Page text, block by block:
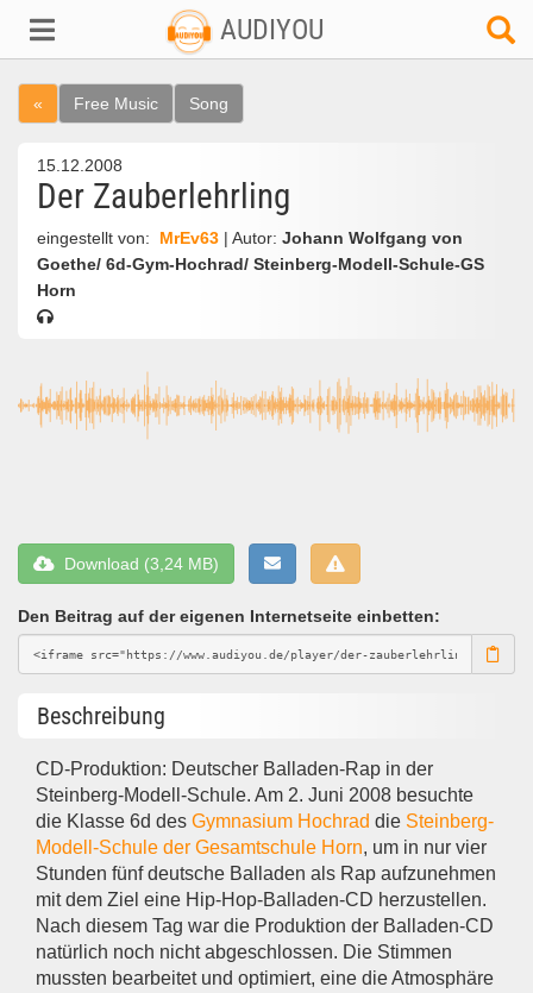
AUDIYOU
« Free Music Song
15.12.2008
Der Zauberlehrling
eingestellt von: MrEv63 | Autor: Johann Wolfgang von
Goethe/ 6d-Gym-Hochrad/ Steinberg-Modell-Schule-GS
Horn
Download (3,24 MB)
Den Beitrag auf der eigenen Internetseite einbetten:
Beschreibung
CD-Produktion: Deutscher Balladen-Rap in der
Steinberg-Modell-Schule. Am 2. Juni 2008 besuchte
die Klasse 6d desGymnasium Hochrad die Steinberg-
Modell-Schule der Gesamtschule Horn, um in nur vier
Stunden fünf deutsche Balladen als Rap aufzunehmen
mit dem Ziel eine Hip-Hop-Balladen-CD herzustellen.
Nach diesem Tag war die Produktion der Balladen-CD
natürlich noch nicht abgeschlossen. Die Stimmen
mussten bearbeitet und optimiert, eine die Atmosphäre